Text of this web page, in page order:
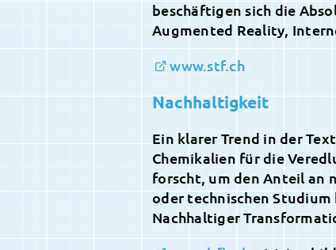
beschäftigen sich die
Augmented Reality,
www.stf.ch
Nachhaltigkeit
Ein klarer Trend in der
Chemikalien für die
forscht, um den Anteil an
oder technischen
Nachhaltiger